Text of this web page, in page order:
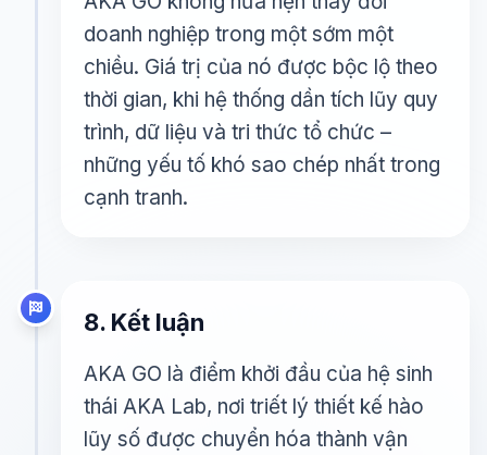
doanh nghiệp trong một sớm một
chiều. Giá trị của nó được bộc lộ theo
thời gian, khi hệ thống dần tích lũy quy
trình, dữ liệu và tri thức tổ chức –
những yếu tố khó sao chép nhất trong
cạnh tranh.
8. Kết luận
AKA GO là điểm khởi đầu của hệ sinh
thái AKA Lab, nơi triết lý thiết kế hào
lũy số được chuyển hóa thành vận